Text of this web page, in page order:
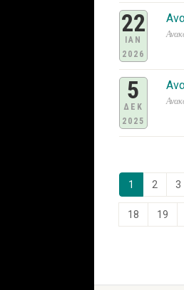
22
IAN
2026
5
ΔΕΚ
2025
1 2 3
18 19